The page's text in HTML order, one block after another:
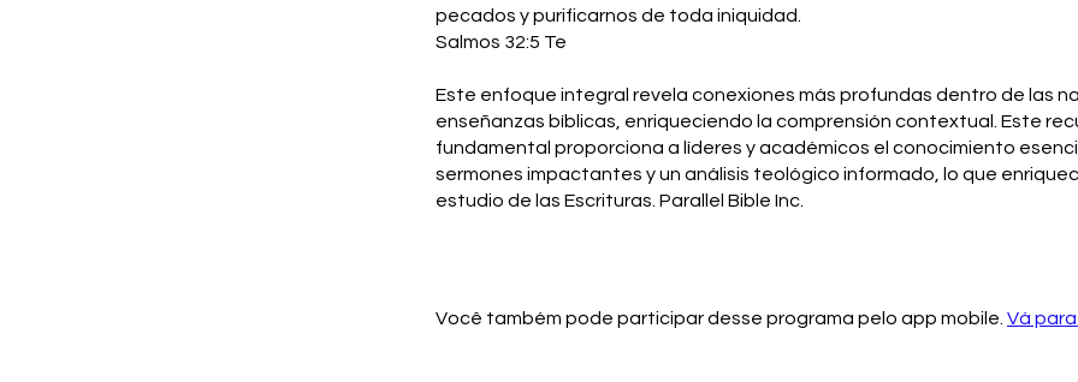
pecados y purificarnos de toda iniquidad.
Salmos 32:5 Te
Este enfoque integral revela conexiones más profundas dentro de las
enseñanzas bíblicas, enriqueciendo la comprensión contextual. Este
fundamental proporciona a líderes y académicos el conocimiento
sermones impactantes y un análisis teológico informado, lo que
estudio de las Escrituras. Parallel Bible Inc.
Você também pode participar desse programa pelo app mobile. Vá